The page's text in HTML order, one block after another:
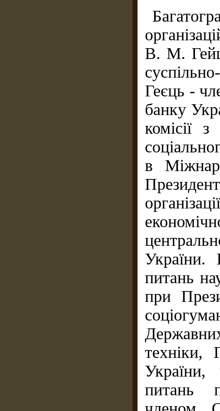
В. М.
Геєць -
банку
комісії
в
питань
при
техніки,
України,
питань